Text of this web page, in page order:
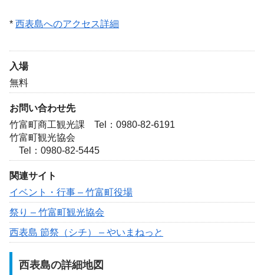
* 西表島へのアクセス詳細
入場
無料
お問い合わせ先
竹富町商工観光課 Tel：0980-82-6191
竹富町観光協会
Tel：0980-82-5445
関連サイト
イベント・行事 – 竹富町役場
祭り – 竹富町観光協会
西表島 節祭（シチ） – やいまねっと
西表島の詳細地図